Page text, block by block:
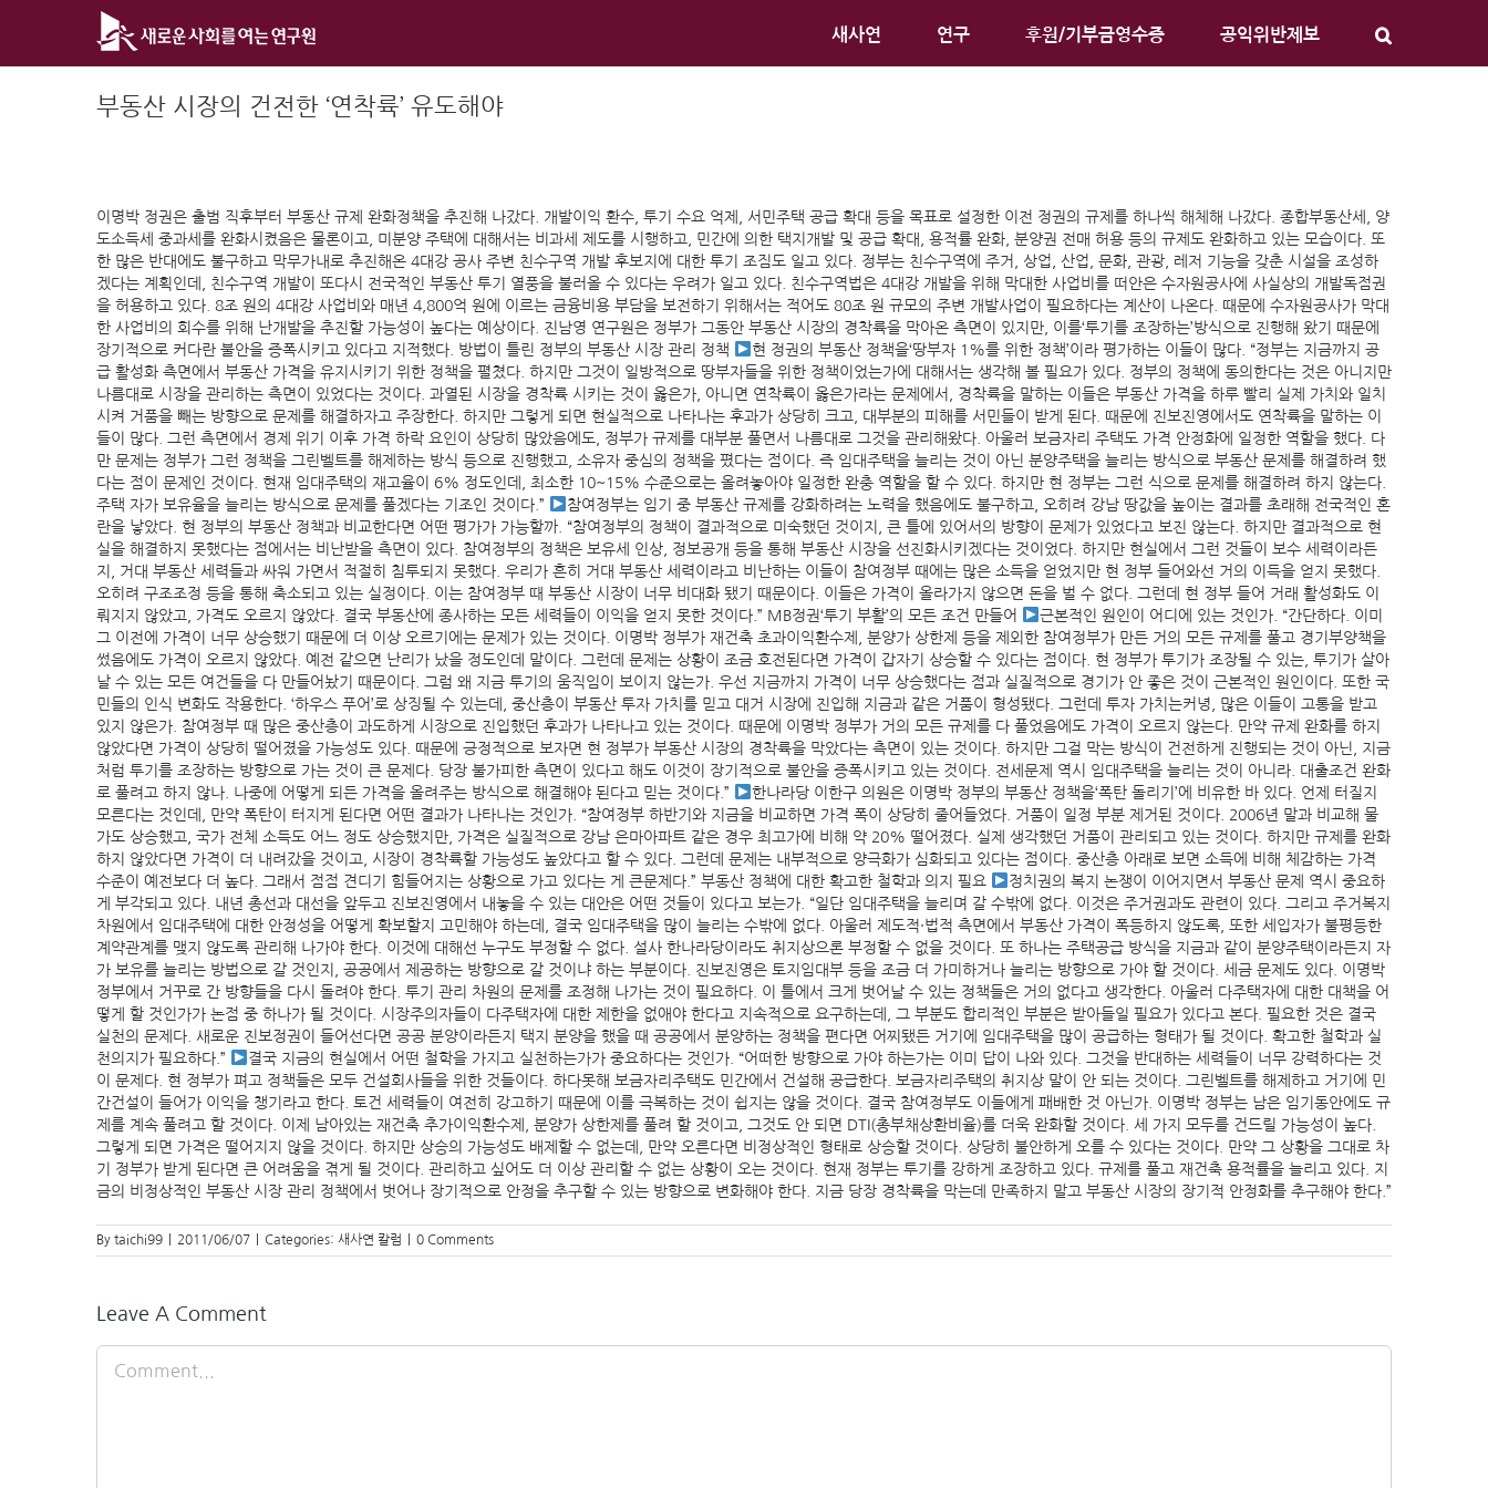
새사연 연구 후원/기부금영수증 공익위반제보
부동산 시장의 건전한 ‘연착륙’ 유도해야
이명박 정권은 출범 직후부터 부동산 규제 완화정책을 추진해 나갔다. 개발이익 환수, 투기 수요 억제, 서민주택 공급 확대 등을 목표로 설정한 이전 정권의 규제를 하나씩 해체해 나갔다. 종합부동산세, 양
도소득세 중과세를 완화시켰음은 물론이고, 미분양 주택에 대해서는 비과세 제도를 시행하고, 민간에 의한 택지개발 및 공급 확대, 용적률 완화, 분양권 전매 허용 등의 규제도 완화하고 있는 모습이다. 또
한 많은 반대에도 불구하고 막무가내로 추진해온 4대강 공사 주변 친수구역 개발 후보지에 대한 투기 조짐도 일고 있다. 정부는 친수구역에 주거, 상업, 산업, 문화, 관광, 레저 기능을 갖춘 시설을 조성하
겠다는 계획인데, 친수구역 개발이 또다시 전국적인 부동산 투기 열풍을 불러올 수 있다는 우려가 일고 있다. 친수구역법은 4대강 개발을 위해 막대한 사업비를 떠안은 수자원공사에 사실상의 개발독점권
을 허용하고 있다. 8조 원의 4대강 사업비와 매년 4,800억 원에 이르는 금융비용 부담을 보전하기 위해서는 적어도 80조 원 규모의 주변 개발사업이 필요하다는 계산이 나온다. 때문에 수자원공사가 막대
한 사업비의 회수를 위해 난개발을 추진할 가능성이 높다는 예상이다. 진남영 연구원은 정부가 그동안 부동산 시장의 경착륙을 막아온 측면이 있지만, 이를‘투기를 조장하는’방식으로 진행해 왔기 때문에
장기적으로 커다란 불안을 증폭시키고 있다고 지적했다. 방법이 틀린 정부의 부동산 시장 관리 정책
현 정권의 부동산 정책을‘땅부자 1%를 위한 정책’이라 평가하는 이들이 많다. “정부는 지금까지 공
급 활성화 측면에서 부동산 가격을 유지시키기 위한 정책을 펼쳤다. 하지만 그것이 일방적으로 땅부자들을 위한 정책이었는가에 대해서는 생각해 볼 필요가 있다. 정부의 정책에 동의한다는 것은 아니지만
나름대로 시장을 관리하는 측면이 있었다는 것이다. 과열된 시장을 경착륙 시키는 것이 옳은가, 아니면 연착륙이 옳은가라는 문제에서, 경착륙을 말하는 이들은 부동산 가격을 하루 빨리 실제 가치와 일치
시켜 거품을 빼는 방향으로 문제를 해결하자고 주장한다. 하지만 그렇게 되면 현실적으로 나타나는 후과가 상당히 크고, 대부분의 피해를 서민들이 받게 된다. 때문에 진보진영에서도 연착륙을 말하는 이
들이 많다. 그런 측면에서 경제 위기 이후 가격 하락 요인이 상당히 많았음에도, 정부가 규제를 대부분 풀면서 나름대로 그것을 관리해왔다. 아울러 보금자리 주택도 가격 안정화에 일정한 역할을 했다. 다
만 문제는 정부가 그런 정책을 그린벨트를 해제하는 방식 등으로 진행했고, 소유자 중심의 정책을 폈다는 점이다. 즉 임대주택을 늘리는 것이 아닌 분양주택을 늘리는 방식으로 부동산 문제를 해결하려 했
다는 점이 문제인 것이다. 현재 임대주택의 재고율이 6% 정도인데, 최소한 10~15% 수준으로는 올려놓아야 일정한 완충 역할을 할 수 있다. 하지만 현 정부는 그런 식으로 문제를 해결하려 하지 않는다.
주택 자가 보유율을 늘리는 방식으로 문제를 풀겠다는 기조인 것이다.”
참여정부는 임기 중 부동산 규제를 강화하려는 노력을 했음에도 불구하고, 오히려 강남 땅값을 높이는 결과를 초래해 전국적인 혼
란을 낳았다. 현 정부의 부동산 정책과 비교한다면 어떤 평가가 가능할까. “참여정부의 정책이 결과적으로 미숙했던 것이지, 큰 틀에 있어서의 방향이 문제가 있었다고 보진 않는다. 하지만 결과적으로 현
실을 해결하지 못했다는 점에서는 비난받을 측면이 있다. 참여정부의 정책은 보유세 인상, 정보공개 등을 통해 부동산 시장을 선진화시키겠다는 것이었다. 하지만 현실에서 그런 것들이 보수 세력이라든
지, 거대 부동산 세력들과 싸워 가면서 적절히 침투되지 못했다. 우리가 흔히 거대 부동산 세력이라고 비난하는 이들이 참여정부 때에는 많은 소득을 얻었지만 현 정부 들어와선 거의 이득을 얻지 못했다.
오히려 구조조정 등을 통해 축소되고 있는 실정이다. 이는 참여정부 때 부동산 시장이 너무 비대화 됐기 때문이다. 이들은 가격이 올라가지 않으면 돈을 벌 수 없다. 그런데 현 정부 들어 거래 활성화도 이
뤄지지 않았고, 가격도 오르지 않았다. 결국 부동산에 종사하는 모든 세력들이 이익을 얻지 못한 것이다.” MB정권‘투기 부활’의 모든 조건 만들어
근본적인 원인이 어디에 있는 것인가. “간단하다. 이미
그 이전에 가격이 너무 상승했기 때문에 더 이상 오르기에는 문제가 있는 것이다. 이명박 정부가 재건축 초과이익환수제, 분양가 상한제 등을 제외한 참여정부가 만든 거의 모든 규제를 풀고 경기부양책을
썼음에도 가격이 오르지 않았다. 예전 같으면 난리가 났을 정도인데 말이다. 그런데 문제는 상황이 조금 호전된다면 가격이 갑자기 상승할 수 있다는 점이다. 현 정부가 투기가 조장될 수 있는, 투기가 살아
날 수 있는 모든 여건들을 다 만들어놨기 때문이다. 그럼 왜 지금 투기의 움직임이 보이지 않는가. 우선 지금까지 가격이 너무 상승했다는 점과 실질적으로 경기가 안 좋은 것이 근본적인 원인이다. 또한 국
민들의 인식 변화도 작용한다. ‘하우스 푸어’로 상징될 수 있는데, 중산층이 부동산 투자 가치를 믿고 대거 시장에 진입해 지금과 같은 거품이 형성됐다. 그런데 투자 가치는커녕, 많은 이들이 고통을 받고
있지 않은가. 참여정부 때 많은 중산층이 과도하게 시장으로 진입했던 후과가 나타나고 있는 것이다. 때문에 이명박 정부가 거의 모든 규제를 다 풀었음에도 가격이 오르지 않는다. 만약 규제 완화를 하지
않았다면 가격이 상당히 떨어졌을 가능성도 있다. 때문에 긍정적으로 보자면 현 정부가 부동산 시장의 경착륙을 막았다는 측면이 있는 것이다. 하지만 그걸 막는 방식이 건전하게 진행되는 것이 아닌, 지금
처럼 투기를 조장하는 방향으로 가는 것이 큰 문제다. 당장 불가피한 측면이 있다고 해도 이것이 장기적으로 불안을 증폭시키고 있는 것이다. 전세문제 역시 임대주택을 늘리는 것이 아니라. 대출조건 완화
로 풀려고 하지 않나. 나중에 어떻게 되든 가격을 올려주는 방식으로 해결해야 된다고 믿는 것이다.”
한나라당 이한구 의원은 이명박 정부의 부동산 정책을‘폭탄 돌리기’에 비유한 바 있다. 언제 터질지
모른다는 것인데, 만약 폭탄이 터지게 된다면 어떤 결과가 나타나는 것인가. “참여정부 하반기와 지금을 비교하면 가격 폭이 상당히 줄어들었다. 거품이 일정 부분 제거된 것이다. 2006년 말과 비교해 물
가도 상승했고, 국가 전체 소득도 어느 정도 상승했지만, 가격은 실질적으로 강남 은마아파트 같은 경우 최고가에 비해 약 20% 떨어졌다. 실제 생각했던 거품이 관리되고 있는 것이다. 하지만 규제를 완화
하지 않았다면 가격이 더 내려갔을 것이고, 시장이 경착륙할 가능성도 높았다고 할 수 있다. 그런데 문제는 내부적으로 양극화가 심화되고 있다는 점이다. 중산층 아래로 보면 소득에 비해 체감하는 가격
수준이 예전보다 더 높다. 그래서 점점 견디기 힘들어지는 상황으로 가고 있다는 게 큰문제다.” 부동산 정책에 대한 확고한 철학과 의지 필요
정치권의 복지 논쟁이 이어지면서 부동산 문제 역시 중요하
게 부각되고 있다. 내년 총선과 대선을 앞두고 진보진영에서 내놓을 수 있는 대안은 어떤 것들이 있다고 보는가. “일단 임대주택을 늘리며 갈 수밖에 없다. 이것은 주거권과도 관련이 있다. 그리고 주거복지
차원에서 임대주택에 대한 안정성을 어떻게 확보할지 고민해야 하는데, 결국 임대주택을 많이 늘리는 수밖에 없다. 아울러 제도적·법적 측면에서 부동산 가격이 폭등하지 않도록, 또한 세입자가 불평등한
계약관계를 맺지 않도록 관리해 나가야 한다. 이것에 대해선 누구도 부정할 수 없다. 설사 한나라당이라도 취지상으론 부정할 수 없을 것이다. 또 하나는 주택공급 방식을 지금과 같이 분양주택이라든지 자
가 보유를 늘리는 방법으로 갈 것인지, 공공에서 제공하는 방향으로 갈 것이냐 하는 부분이다. 진보진영은 토지임대부 등을 조금 더 가미하거나 늘리는 방향으로 가야 할 것이다. 세금 문제도 있다. 이명박
정부에서 거꾸로 간 방향들을 다시 돌려야 한다. 투기 관리 차원의 문제를 조정해 나가는 것이 필요하다. 이 틀에서 크게 벗어날 수 있는 정책들은 거의 없다고 생각한다. 아울러 다주택자에 대한 대책을 어
떻게 할 것인가가 논점 중 하나가 될 것이다. 시장주의자들이 다주택자에 대한 제한을 없애야 한다고 지속적으로 요구하는데, 그 부분도 합리적인 부분은 받아들일 필요가 있다고 본다. 필요한 것은 결국
실천의 문제다. 새로운 진보정권이 들어선다면 공공 분양이라든지 택지 분양을 했을 때 공공에서 분양하는 정책을 편다면 어찌됐든 거기에 임대주택을 많이 공급하는 형태가 될 것이다. 확고한 철학과 실
천의지가 필요하다.”
결국 지금의 현실에서 어떤 철학을 가지고 실천하는가가 중요하다는 것인가. “어떠한 방향으로 가야 하는가는 이미 답이 나와 있다. 그것을 반대하는 세력들이 너무 강력하다는 것
이 문제다. 현 정부가 펴고 정책들은 모두 건설회사들을 위한 것들이다. 하다못해 보금자리주택도 민간에서 건설해 공급한다. 보금자리주택의 취지상 말이 안 되는 것이다. 그린벨트를 해제하고 거기에 민
간건설이 들어가 이익을 챙기라고 한다. 토건 세력들이 여전히 강고하기 때문에 이를 극복하는 것이 쉽지는 않을 것이다. 결국 참여정부도 이들에게 패배한 것 아닌가. 이명박 정부는 남은 임기동안에도 규
제를 계속 풀려고 할 것이다. 이제 남아있는 재건축 추가이익환수제, 분양가 상한제를 풀려 할 것이고, 그것도 안 되면 DTI(총부채상환비율)를 더욱 완화할 것이다. 세 가지 모두를 건드릴 가능성이 높다.
그렇게 되면 가격은 떨어지지 않을 것이다. 하지만 상승의 가능성도 배제할 수 없는데, 만약 오른다면 비정상적인 형태로 상승할 것이다. 상당히 불안하게 오를 수 있다는 것이다. 만약 그 상황을 그대로 차
기 정부가 받게 된다면 큰 어려움을 겪게 될 것이다. 관리하고 싶어도 더 이상 관리할 수 없는 상황이 오는 것이다. 현재 정부는 투기를 강하게 조장하고 있다. 규제를 풀고 재건축 용적률을 늘리고 있다. 지
금의 비정상적인 부동산 시장 관리 정책에서 벗어나 장기적으로 안정을 추구할 수 있는 방향으로 변화해야 한다. 지금 당장 경착륙을 막는데 만족하지 말고 부동산 시장의 장기적 안정화를 추구해야 한다.”
By taichi99 2011/06/07 Categories: 새사연 칼럼 0 Comments
Leave A Comment